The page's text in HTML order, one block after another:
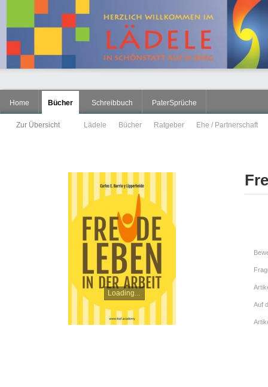
Home Bücher Schreibbuch PaterSprüche
Zur Übersicht Lädele Bücher Ratgeber Ehe / Partnerschaft
Loading...
Auf